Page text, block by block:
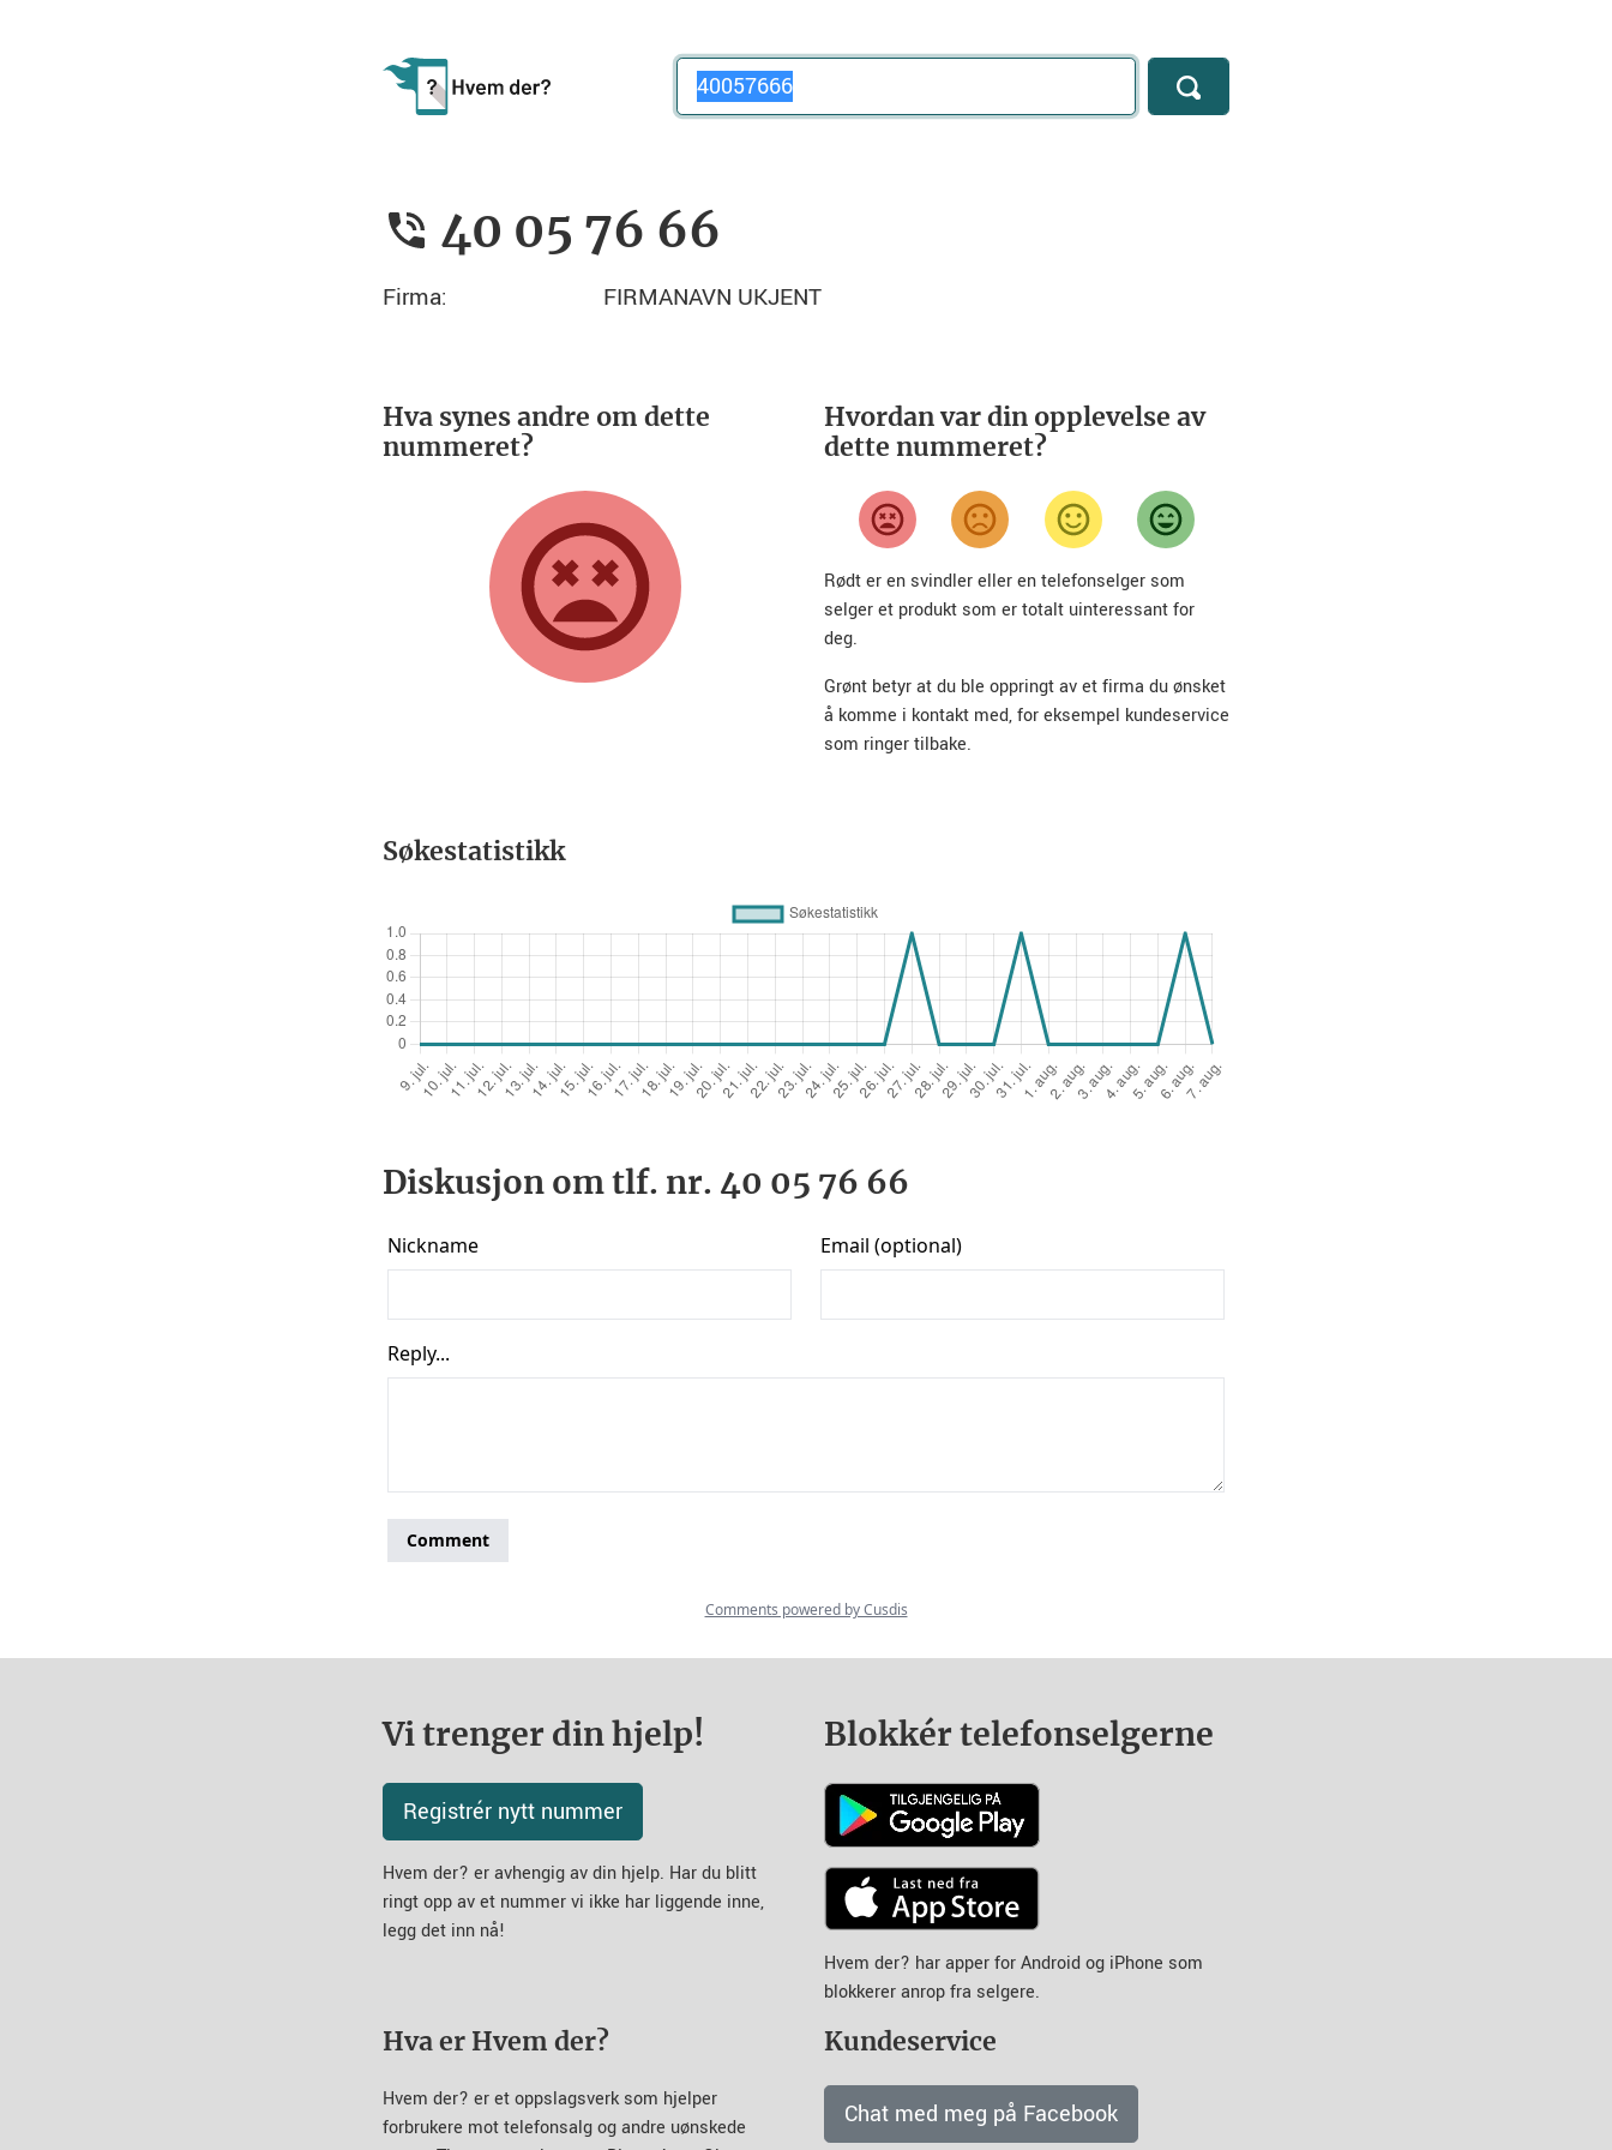
Telefonnummer
40 05 76 66
Firma: FIRMANAVN UKJENT
Hva synes andre om dette
nummeret?
Hvordan var din opplevelse av
dette nummeret?
Rødt er en svindler eller en telefonselger som
selger et produkt som er totalt uinteressant for
deg.
Grønt betyr at du ble oppringt av et firma du ønsket
å komme i kontakt med, for eksempel kundeservice
som ringer tilbake.
Søkestatistikk
Diskusjon om tlf. nr. 40 05 76 66
Vi trenger din hjelp!
Registrér nytt nummer
Hvem der? er avhengig av din hjelp. Har du blitt
ringt opp av et nummer vi ikke har liggende inne,
legg det inn nå!
Blokkér telefonselgerne
Hvem der? har apper for Android og iPhone som
blokkerer anrop fra selgere.
Hva er Hvem der?
Hvem der? er et oppslagsverk som hjelper
forbrukere mot telefonsalg og andre uønskede
Kundeservice
Chat med meg på Facebook